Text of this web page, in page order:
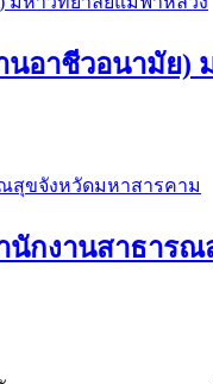
อาชีวอนามัย)
กงานสาธาร